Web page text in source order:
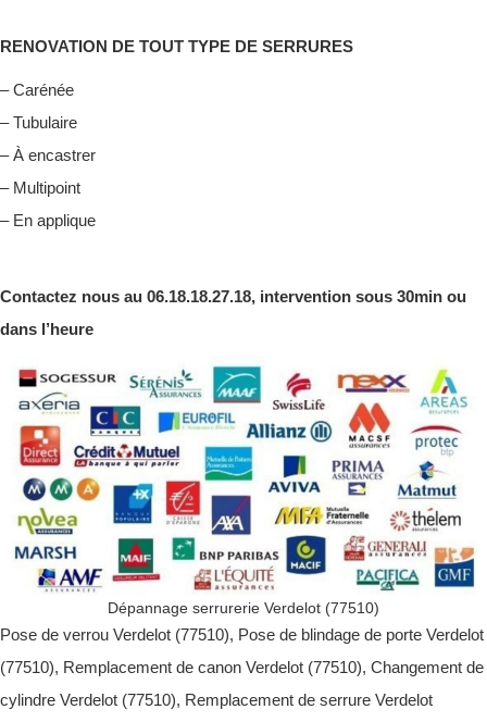
RENOVATION DE TOUT TYPE DE SERRURES
– Carénée
– Tubulaire
– À encastrer
– Multipoint
– En applique
Contactez nous au 06.18.18.27.18, intervention sous 30min ou
dans l’heure
Dépannage serrurerie Verdelot (77510)
Pose de verrou Verdelot (77510), Pose de blindage de porte Verdelot
(77510), Remplacement de canon Verdelot (77510), Changement de
cylindre Verdelot (77510), Remplacement de serrure Verdelot